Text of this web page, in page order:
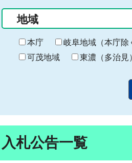
の
始
ま
り
地域
本庁 岐阜地域（本庁除
可茂地域
東濃（多治見
入札公告一覧